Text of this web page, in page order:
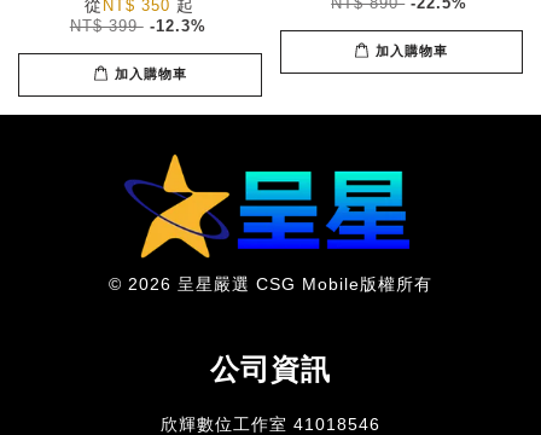
從 NT$ 350 起
NT$ 399 -12.3%
加入購物車
加入購物車
© 2026 呈星嚴選 CSG Mobile版權所有
公司資訊
欣輝數位工作室 41018546